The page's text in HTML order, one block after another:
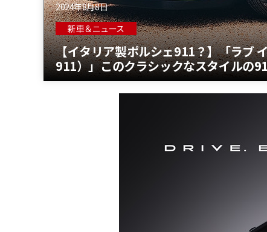
2024年8月8日
新車＆ニュース
【イタリア製ポルシェ911？】「ラブ
911）」このクラシックなスタイルの